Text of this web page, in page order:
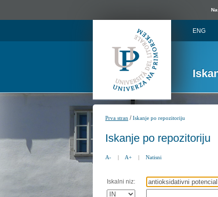
ENG
Prva stran /Iskanje po repozitoriju
Iskanje po repozitoriju
A- | A+ | Natisni
Iskalni niz: